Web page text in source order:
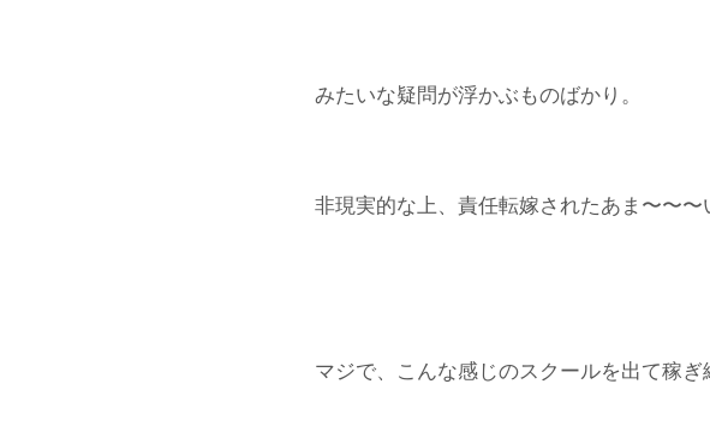
みたいな疑問が浮かぶものばかり。
非現実的な上、責任転嫁されたあま〜〜〜
マジで、こんな感じのスクールを出て稼